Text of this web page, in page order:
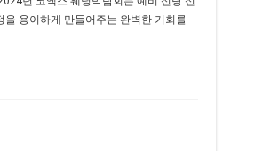
을 용이하게 만들어주는 완벽한 기회를